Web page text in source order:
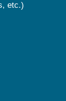
etc.)